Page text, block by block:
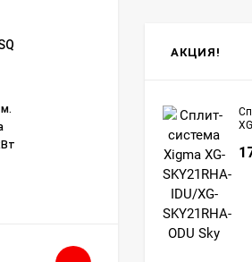
ATTICA NERO
Модель:
RC-
Модель
Модель наружного
Инверторная
В НАЛИЧИИ
АКЦИЯ!